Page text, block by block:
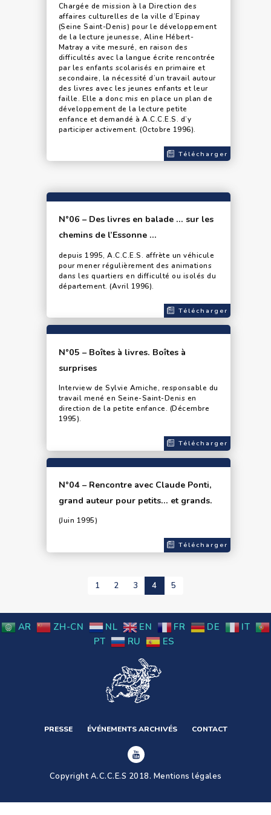
Chargée de mission à la Direction des
affaires culturelles de la ville d’Epinay
(Seine Saint-Denis) pour le développement
de la lecture jeunesse, Aline Hébert-
Matray a vite mesuré, en raison des
difficultés avec la langue écrite rencontrée
par les enfants scolarisés en primaire et
secondaire, la nécessité d’un travail autour
des livres avec les jeunes enfants et leur
faille. Elle a donc mis en place un plan de
développement de la lecture petite
enfance et demandé à A.C.C.E.S. d’y
participer activement. (Octobre 1996).
Télécharger
N°06 – Des livres en balade … sur les
chemins de l’Essonne …
depuis 1995, A.C.C.E.S. affrète un véhicule
pour mener régulièrement des animations
dans les quartiers en difficulté ou isolés du
département. (Avril 1996).
Télécharger
N°05 – Boîtes à livres. Boîtes à
surprises
Interview de Sylvie Amiche, responsable du
travail mené en Seine-Saint-Denis en
direction de la petite enfance. (Décembre
1995).
Télécharger
N°04 – Rencontre avec Claude Ponti,
grand auteur pour petits… et grands.
(Juin 1995)
Télécharger
1 2 3 4 5
AR ZH-CN NL EN FR DE
IT
PT
RU ES
PRESSE ÉVÉNEMENTS ARCHIVÉS CONTACT
Copyright A.C.C.E.S 2018. Mentions légales